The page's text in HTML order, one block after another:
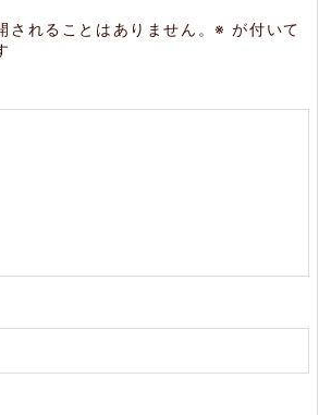
されることはありません。※ が付いて